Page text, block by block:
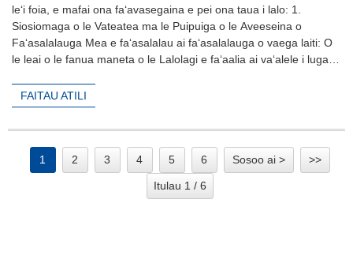
leʻi foia, e mafai ona faʻavasegaina e pei ona taua i lalo: ‌1.
Siosiomaga o le Vateatea ma le Puipuiga o le Aveeseina o
Faʻasalalauga ‌Mea e faʻasalalau ai faʻasalalauga o vaega laiti‌: O
le leai o le fanua maneta o le Lalolagi e faʻaalia ai vaʻalele i luga o
FAITAU ATILI
1 2 3 4 5 6 Sosoo ai > >>
Itulau 1 / 6